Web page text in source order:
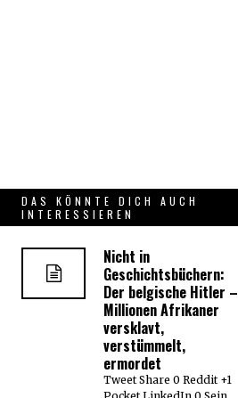
DAS KÖNNTE DICH AUCH
INTERESSIEREN
Nicht in
Geschichtsbüchern:
Der belgische Hitler –
Millionen Afrikaner
versklavt,
verstümmelt,
ermordet
Tweet Share 0 Reddit +1